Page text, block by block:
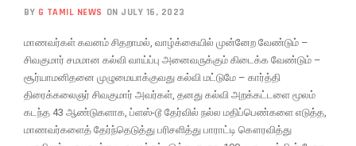
BY G TAMIL NEWS ON JULY 16, 2023
மாணவர்கள் கவனம் சிதறாமல், வாழ்க்கையில் முன்னேற வேண்டும் –
சிவகுமார் சமமான கல்வி வாய்ப்பு அனைவருக்கும் கிடைக்க வேண்டும் –
சூர்யாமனிதனை முழுமையாக்குவது கல்வி மட்டுமே – கார்த்தி
திரைக்கலைஞர் சிவகுமார் அவர்கள், தனது கல்வி அறக்கட்டளை மூலம்
கடந்த 43 ஆண்டுகளாக, ப்ளஸ்-டூ தேர்வில் நல்ல மதிப்பெண்களை எடுத்த,
மாணவர்களைத் தேர்ந்தெடுத்து பரிசளித்து பாராட்டி கௌரவித்து